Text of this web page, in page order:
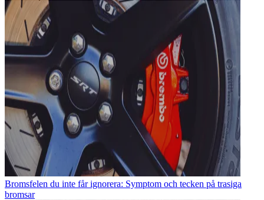
Bromsfelen du inte får ignorera: Symptom och tecken på trasiga
bromsar